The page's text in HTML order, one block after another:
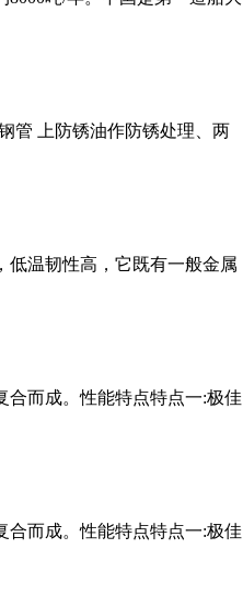
管 上防锈油作防锈处理、两
低温韧性高，它既有一般金属
合而成。性能特点特点一:极佳
合而成。性能特点特点一:极佳